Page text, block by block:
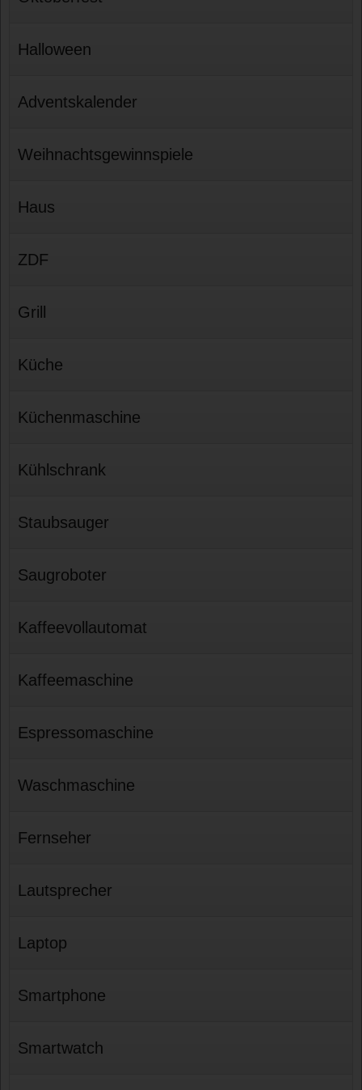
Halloween
Adventskalender
Weihnachtsgewinnspiele
Haus
ZDF
Grill
Küche
Küchenmaschine
Kühlschrank
Staubsauger
Saugroboter
Kaffeevollautomat
Kaffeemaschine
Espressomaschine
Waschmaschine
Fernseher
Lautsprecher
Laptop
Smartphone
Smartwatch